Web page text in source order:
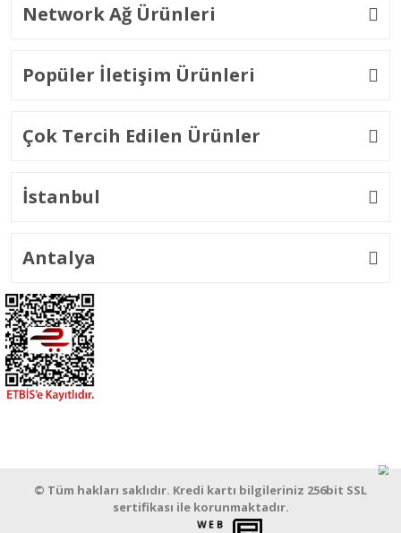
Network Ağ Ürünleri
Popüler İletişim Ürünleri
Çok Tercih Edilen Ürünler
İstanbul
Antalya
© Tüm hakları saklıdır. Kredi kartı bilgileriniz 256bit SSL
sertifikası ile korunmaktadır.
WEB